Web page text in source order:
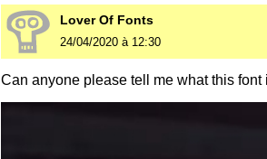
Lover Of Fonts
24/04/2020 à 12:30
Can anyone please tell me what this